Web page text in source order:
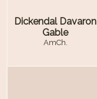
Dickendal Davaron
Gable
AmCh.